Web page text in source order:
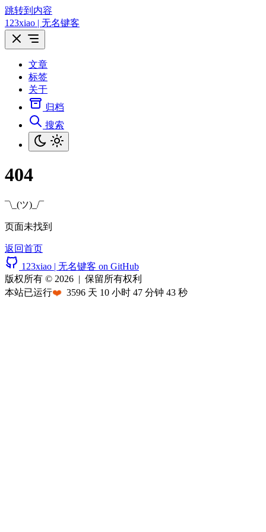
跳转到内容
123xiao | 无名键客
文章
标签
关于
归档
搜索
404
¯\_(ツ)_/¯
页面未找到
返回首页
123xiao | 无名键客 on GitHub
版权所有 © 2026 | 保留所有权利
本站已运行❤️ 3596 天 10 小时 47 分钟 43 秒